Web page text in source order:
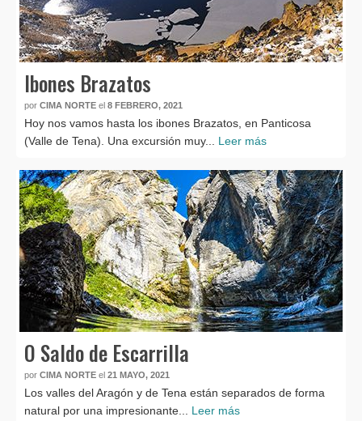
Ibones Brazatos
por CIMA NORTE el 8 FEBRERO, 2021
Hoy nos vamos hasta los ibones Brazatos, en Panticosa
(Valle de Tena). Una excursión muy... Leer más
O Saldo de Escarrilla
por CIMA NORTE el 21 MAYO, 2021
Los valles del Aragón y de Tena están separados de forma
natural por una impresionante... Leer más